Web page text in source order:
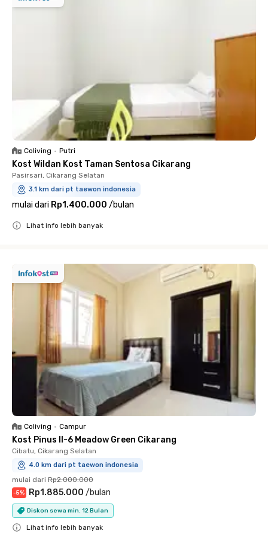
Coliving • Putri
Kost Wildan Kost Taman Sentosa Cikarang
Pasirsari, Cikarang Selatan
3.1 km dari pt taewon indonesia
mulai dari Rp1.400.000 /bulan
Lihat info lebih banyak
Coliving • Campur
Kost Pinus II-6 Meadow Green Cikarang
Cibatu, Cikarang Selatan
4.0 km dari pt taewon indonesia
mulai dari Rp2.000.000
-5% Rp1.885.000 /bulan
Diskon sewa min. 12 Bulan
Lihat info lebih banyak